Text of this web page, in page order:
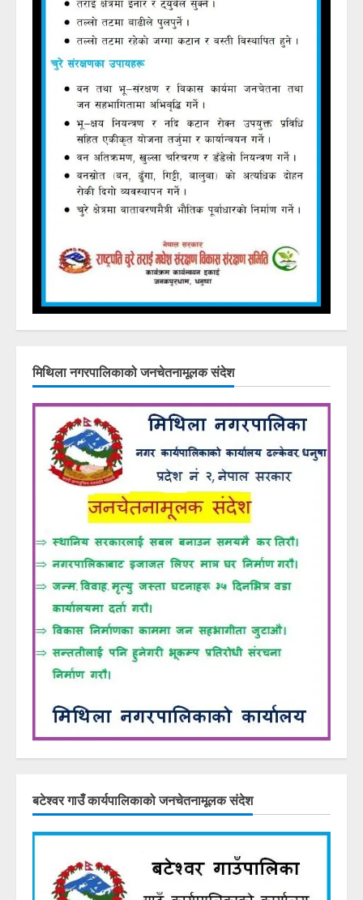
मिथिला नगरपालिकाको जनचेतनामूलक संदेश
बटेश्वर गाउँ कार्यपालिकाको जनचेतनामूलक संदेश